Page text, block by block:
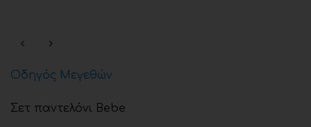
Οδηγός Μεγεθών
Σετ παντελόνι Bebe